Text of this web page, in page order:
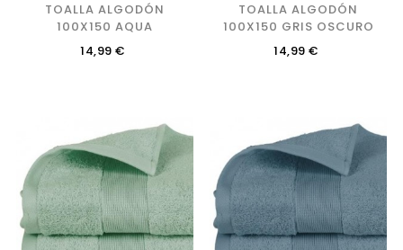
TOALLA ALGODÓN
100X150 AQUA
Precio
14,99 €
TOALLA ALGODÓN
100X150 GRIS OSCURO
Precio
14,99 €